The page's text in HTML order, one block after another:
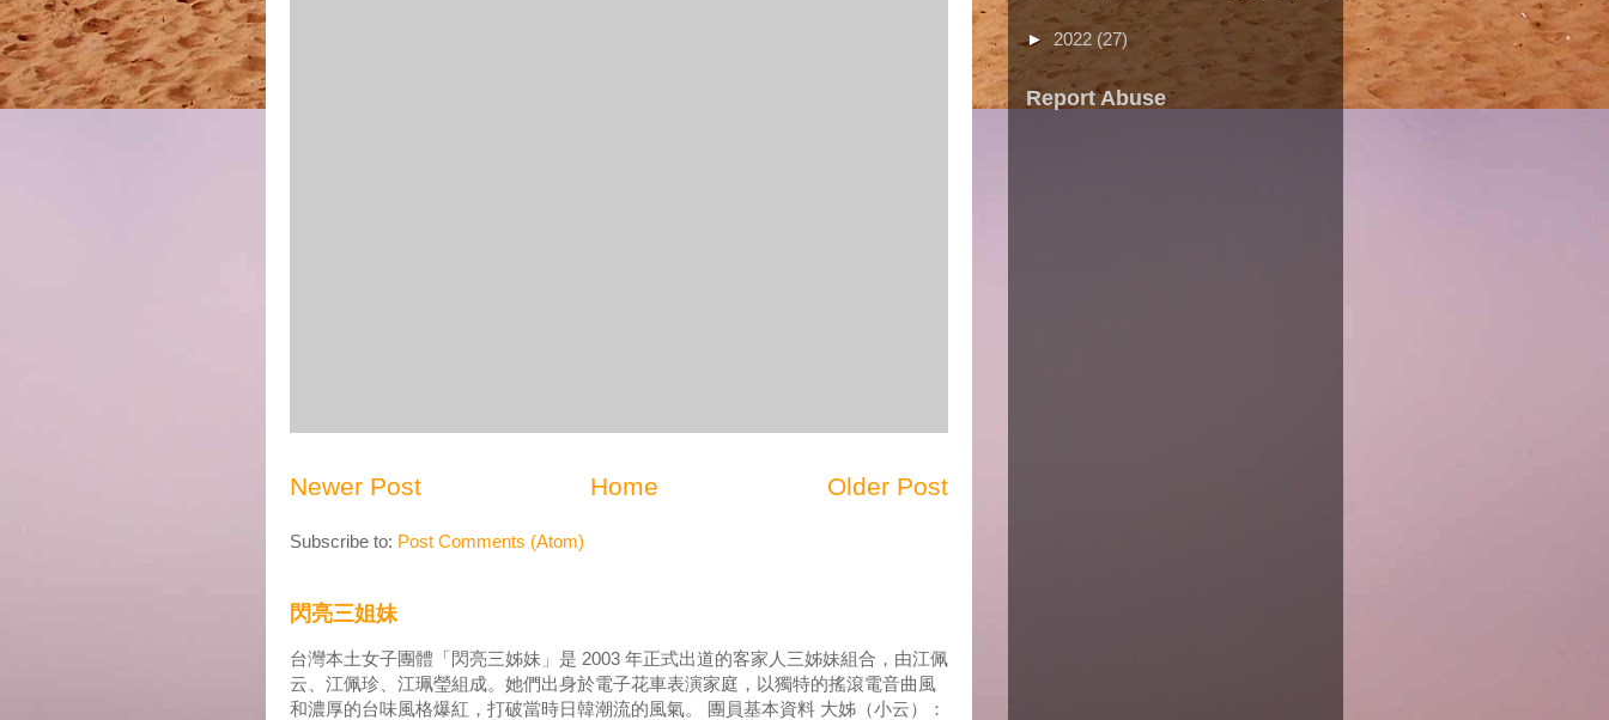
Newer Post Older Post
Home
Subscribe to: Post Comments (Atom)
閃亮三姐妹
台灣本土女子團體「閃亮三姊妹」是 2003 年正式出道的客家人三姊妹組合，由江佩
云、江佩珍、江珮瑩組成。她們出身於電子花車表演家庭，以獨特的搖滾電音曲風
和濃厚的台味風格爆紅，打破當時日韓潮流的風氣。 團員基本資料 大姊（小云）：
► 2022 (27)
Report Abuse